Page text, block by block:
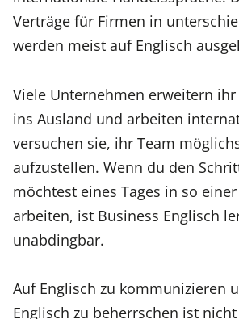
Verträge für Firmen in
werden meist auf Englisch
Viele Unternehmen erweitern
ins Ausland und arbeiten
versuchen sie, ihr Team
aufzustellen. Wenn du den
möchtest eines Tages in so
arbeiten, ist Business Englisch
unabdingbar.
Auf Englisch zu kommunizieren
Englisch zu beherrschen ist